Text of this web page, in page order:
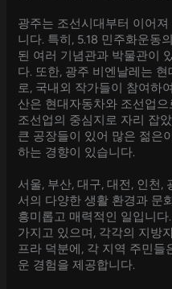
광주는 조선시대부터 이어
니다. 특히, 5.18 민주화운동
된 여러 기념관과 박물관이
다. 또한, 광주 비엔날레는
로, 국내외 작가들이 참여하
산은 현대자동차와 조선업
조선업의 중심지로 자리 잡
큰 공장들이 있어 많은 젊은
하는 경향이 있습니다.
서울, 부산, 대구, 대전, 인천,
서의 다양한 생활 환경과 문
흥미롭고 매력적인 일입니
가지고 있으며, 각각의 지방
프라 덕분에, 각 지역 주민들
운 경험을 제공합니다.